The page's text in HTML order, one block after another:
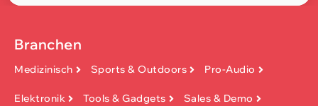
Branchen
Medizinisch Sports & Outdoors Pro-Audio
Elektronik Tools & Gadgets Sales & Demo